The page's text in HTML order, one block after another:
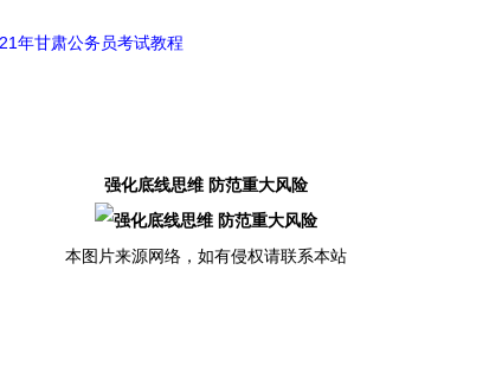
年甘肃公务员考试教程
强化底线思维 防范重大风险
本图片来源网络，如有侵权请联系本站